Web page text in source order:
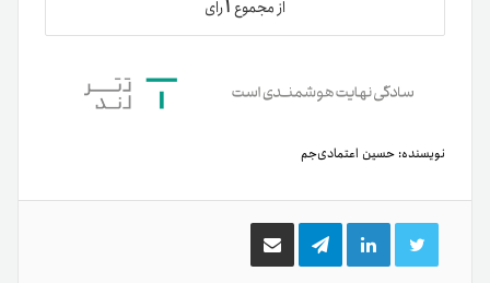
از مجموع۱رای
نویسنده: حسین اعتمادی‌جم
توییتر لینکدینتلگرام اشتراک
گذاری